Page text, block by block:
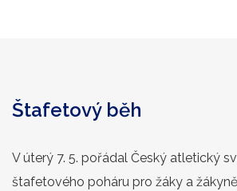
Štafetový běh
V úterý 7. 5. pořádal Český atletický
štafetového poháru pro žáky a